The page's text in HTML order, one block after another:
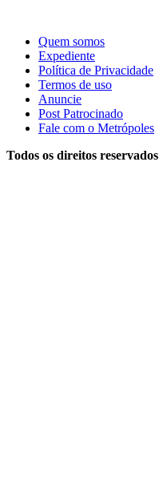
Quem somos
Expediente
Política de Privacidade
Termos de uso
Anuncie
Post Patrocinado
Fale com o Metrópoles
Todos os direitos reservados